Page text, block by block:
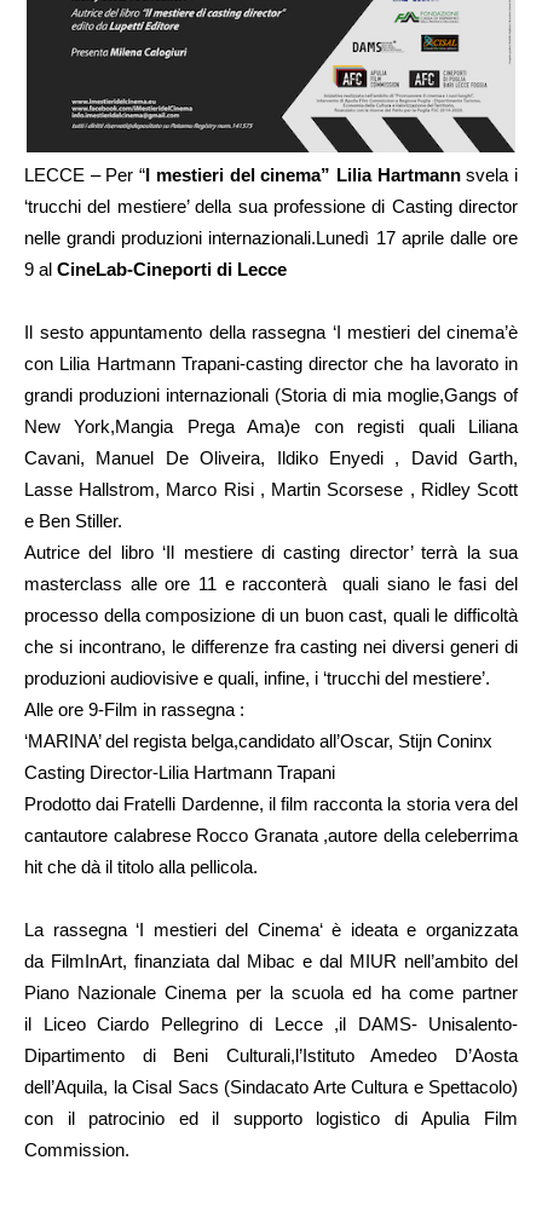
LECCE – Per “I mestieri del cinema” Lilia Hartmannsvela i
‘trucchi del mestiere’ della sua professione di Casting director
nelle grandi produzioni internazionali.Lunedì 17 aprile dalle ore
9 al CineLab-Cineporti di Lecce
Il sesto appuntamento della rassegna ‘I mestieri del cinema’è
con Lilia Hartmann Trapani-casting director che ha lavorato in
grandi produzioni internazionali (Storia di mia moglie,Gangs of
New York,Mangia Prega Ama)e con registi quali Liliana
Cavani, Manuel De Oliveira, Ildiko Enyedi , David Garth,
Lasse Hallstrom, Marco Risi , Martin Scorsese , Ridley Scott
e Ben Stiller.
Autrice del libro ‘Il mestiere di casting director’ terrà la sua
masterclass alle ore 11 e racconterà quali siano le fasi del
processo della composizione di un buon cast, quali le difficoltà
che si incontrano, le differenze fra casting nei diversi generi di
produzioni audiovisive e quali, infine, i ‘trucchi del mestiere’.
Alle ore 9-Film in rassegna :
‘MARINA’ del regista belga,candidato all’Oscar, Stijn Coninx
Casting Director-Lilia Hartmann Trapani
Prodotto dai Fratelli Dardenne, il film racconta la storia vera del
cantautore calabrese Rocco Granata ,autore della celeberrima
hit che dà il titolo alla pellicola.
La rassegna ‘I mestieri del Cinema‘ è ideata e organizzata
da FilmInArt, finanziata dal Mibac e dal MIUR nell’ambito del
Piano Nazionale Cinema per la scuola ed ha come partner
il Liceo Ciardo Pellegrino di Lecce ,il DAMS- Unisalento-
Dipartimento di Beni Culturali,l’Istituto Amedeo D’Aosta
dell’Aquila, la Cisal Sacs (Sindacato Arte Cultura e Spettacolo)
con il patrocinio ed il supporto logistico di Apulia Film
Commission.